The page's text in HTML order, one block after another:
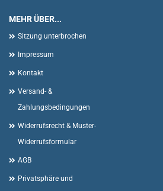
MEHR ÜBER...
Sitzung unterbrochen
Impressum
Kontakt
Versand- &
Zahlungsbedingungen
Widerrufsrecht & Muster-
Widerrufsformular
AGB
Privatsphäre und